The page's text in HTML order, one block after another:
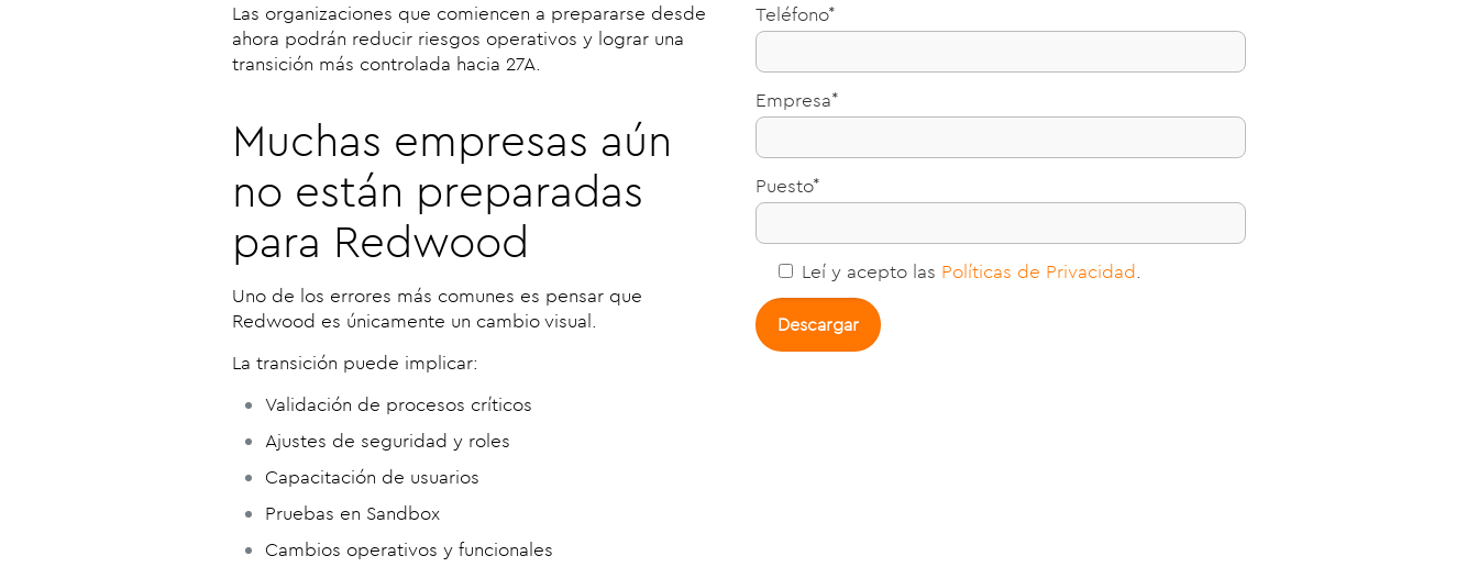
Las organizaciones que comiencen a prepararse desde
ahora podrán reducir riesgos operativos y lograr una
transición más controlada hacia 27A.
Muchas empresas aún
no están preparadas
para Redwood
Uno de los errores más comunes es pensar que
Redwood es únicamente un cambio visual.
La transición puede implicar:
Validación de procesos críticos
Ajustes de seguridad y roles
Capacitación de usuarios
Pruebas en Sandbox
Cambios operativos y funcionales
Teléfono*
Empresa*
Puesto*
Leí y acepto las Políticas de Privacidad.